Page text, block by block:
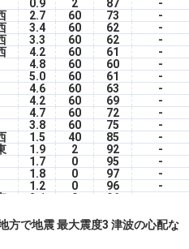
0.9 2 87
-
2.7 60 73
-
3.4 60 62
-
3.3 60 62
-
4.2 60 61
-
4.8 60 60
-
5.0 60 61
-
4.6 60 63
-
4.2 60 69
-
4.7 60 72
-
3.8 60 75
-
1.5 40 85
-
1.9 2 92
-
1.7 0 95
-
1.8 0 97
-
1.2 0 96
-
2.1 0 96
2.6 0 96
-
2.2 95
-
方で地震 最大震度3 津波の心配な